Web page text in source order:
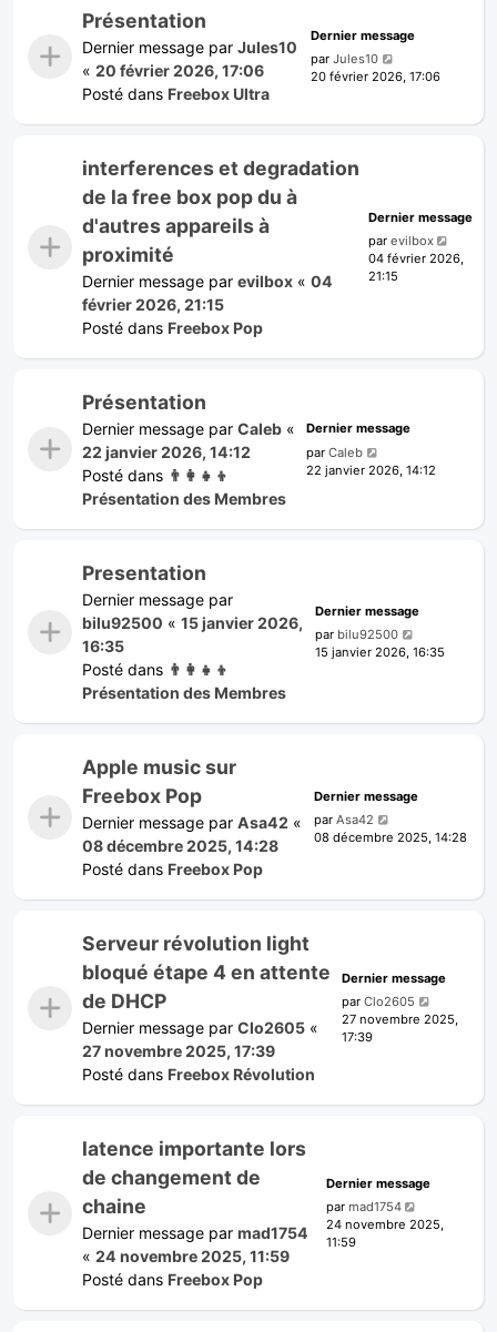
Présentation
Dernier message par Jules10
« 20 février 2026, 17:06
Posté dans Freebox Ultra
Dernier message
par Jules10
20 février 2026, 17:06
interferences et degradation
de la free box pop du à
d'autres appareils à
proximité
Dernier message par evilbox « 04
février 2026, 21:15
Posté dans Freebox Pop
Dernier message
par evilbox
04 février 2026,
21:15
Présentation
Dernier message par Caleb «
22 janvier 2026, 14:12
Posté dans 👨‍👩‍👧‍👦
Présentation des Membres
Dernier message
parCaleb
22 janvier 2026, 14:12
Presentation
Dernier message par
bilu92500 « 15 janvier 2026,
16:35
Posté dans 👨‍👩‍👧‍👦
Présentation des Membres
Dernier message
par bilu92500
15 janvier 2026, 16:35
Apple music sur
Freebox Pop
Dernier message par Asa42 «
08 décembre 2025, 14:28
Posté dans Freebox Pop
Dernier message
parAsa42
08 décembre 2025, 14:28
Serveur révolution light
bloqué étape 4 en attente
de DHCP
Dernier message par Clo2605 «
27 novembre 2025, 17:39
Posté dans Freebox Révolution
Dernier message
par Clo2605
27 novembre 2025,
17:39
latence importante lors
de changement de
chaine
Dernier message par mad1754
« 24 novembre 2025, 11:59
Posté dans Freebox Pop
Dernier message
par mad1754
24 novembre 2025,
11:59